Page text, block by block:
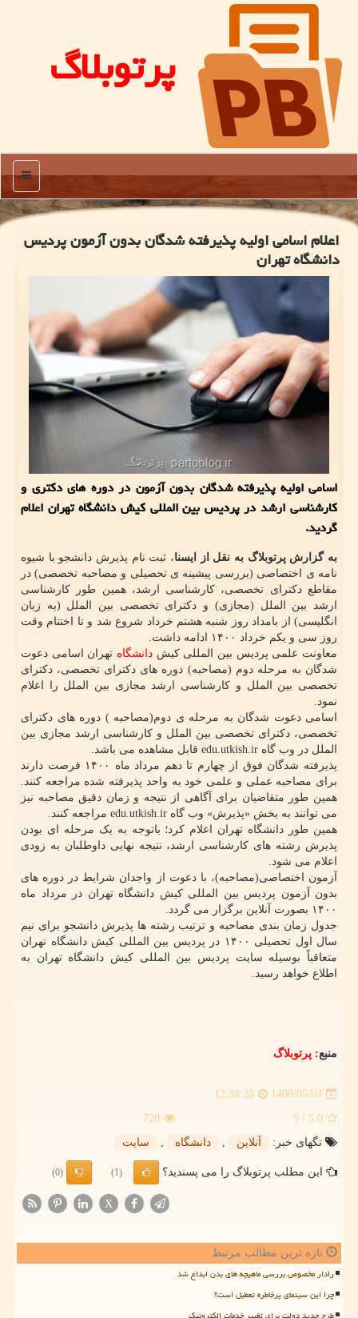
پرتوبلاگ
منو
اعلام اسامی اولیه پذیرفته شدگان بدون آزمون پردیس
دانشگاه تهران
اسامی اولیه پذیرفته شدگان بدون آزمون در دوره های دکتری و
کارشناسی ارشد در پردیس بین المللی کیش دانشگاه تهران اعلام
گردید.
به گزارش پرتوبلاگ به نقل از ایسنا، ثبت نام پذیرش دانشجو با شیوه
نامه ی اختصاصی (بررسی پیشینه ی تحصیلی و مصاحبه تخصصی) در
مقاطع دکترای تخصصی، کارشناسی ارشد، همین طور کارشناسی
ارشد بین الملل (مجازی) و دکترای تخصصی بین الملل (به زبان
انگلیسی) از بامداد روز شنبه هشتم خرداد شروع شد و تا اختتام وقت
روز سی و یکم خرداد ۱۴۰۰ ادامه داشت.
معاونت علمی پردیس بین المللی کیش دانشگاه تهران اسامی دعوت
شدگان به مرحله دوم (مصاحبه) دوره های دکترای تخصصی، دکترای
تخصصی بین الملل و کارشناسی ارشد مجازی بین الملل را اعلام
نمود.
اسامی دعوت شدگان به مرحله ی دوم(مصاحبه ) دوره های دکترای
تخصصی، دکترای تخصصی بین الملل و کارشناسی ارشد مجازی بین
الملل در وب گاه edu.utkish.ir قابل مشاهده می باشد.
پذیرفته شدگان فوق از چهارم تا دهم مرداد ماه ۱۴۰۰ فرصت دارند
برای مصاحبه عملی و علمی خود به واحد پذیرفته شده مراجعه کنند.
همین طور متقاضیان برای آگاهی از نتیجه و زمان دقیق مصاحبه نیز
می توانند به بخش «پذیرش» وب گاه edu.utkish.ir مراجعه کنند.
همین طور دانشگاه تهران اعلام کرد؛ باتوجه به یک مرحله ای بودن
پذیرش رشته های کارشناسی ارشد، نتیجه نهایی داوطلبان به زودی
اعلام می شود.
آزمون اختصاصی(مصاحبه)، با دعوت از واجدان شرایط در دوره های
بدون آزمون پردیس بین المللی کیش دانشگاه تهران در مرداد ماه
۱۴۰۰ بصورت آنلاین برگزار می گردد.
جدول زمان بندی مصاحبه و ترتیب رشته ها پذیرش دانشجو برای نیم
سال اول تحصیلی ۱۴۰۰ در پردیس بین المللی کیش دانشگاه تهران
متعاقباً بوسیله سایت پردیس بین المللی کیش دانشگاه تهران به
اطلاع خواهد رسید.
منبع: پرتوبلاگ
1400/05/03
12:38:28
5.0
/ 5
720
تگهای خبر:
آنلاین , دانشگاه , سایت
این مطلب پرتوبلاگ را می پسندید؟ (1)
(0)
X
تازه ترین مطالب مرتبط
رادار مخصوص بررسی ماهیچه های بدن ابداع شد
چرا این سینمای پرخاطره تعطیل است؟